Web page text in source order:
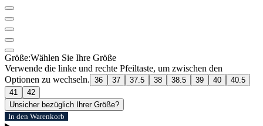
Größe:Wählen Sie Ihre Größe
Verwende die linke und rechte Pfeiltaste, um zwischen den
Optionen zu wechseln. 36 37 37.5 38 38.5 39 40
40.5
41
42
Unsicher bezüglich Ihrer Größe?
In den Warenkorb